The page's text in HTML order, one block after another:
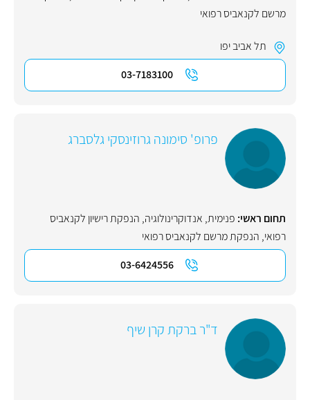
מרשם לקנאביס רפואי
תל אביב יפו
03-7183100
פרופ' סימונה גרוזינסקי גלסברג
תחום ראשי: פנימית, אנדוקרינולוגיה, הנפקת רישיון לקנאביס
רפואי, הנפקת מרשם לקנאביס רפואי
03-6424556
ד"ר ברקת קרן שיף